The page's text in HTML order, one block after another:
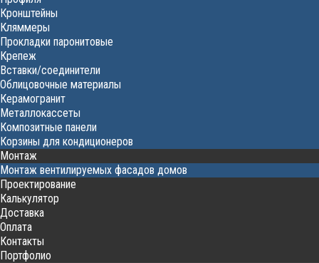
Кронштейны
Кляммеры
Прокладки паронитовые
Крепеж
Вставки/соединители
Облицовочные материалы
Керамогранит
Металлокассеты
Композитные панели
Корзины для кондиционеров
Монтаж
Монтаж вентилируемых фасадов домов
Проектирование
Калькулятор
Доставка
Оплата
Контакты
Портфолио